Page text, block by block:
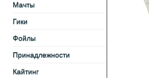
Мачты
Гики
Фойлы
Принадлежности
Кайтинг